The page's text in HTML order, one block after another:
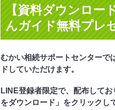
【資料ダウンロー
んガイド無料プレ
むかい相続サポートセンターで
ドしていただけます。
LINE登録者限定で、配布して
をダウンロード」をクリックし